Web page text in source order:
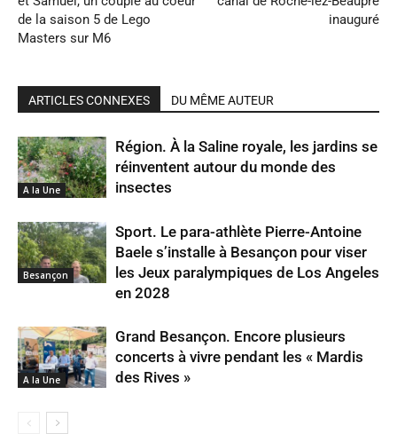
de la saison 5 de Lego
Masters sur M6
inauguré
ARTICLES CONNEXES DU MÊME AUTEUR
A la Une
Région. À la Saline royale, les jardins se
réinventent autour du monde des
insectes
Besançon
Sport. Le para-athlète Pierre-Antoine
Baele s’installe à Besançon pour viser
les Jeux paralympiques de Los Angeles
en 2028
A la Une
Grand Besançon. Encore plusieurs
concerts à vivre pendant les « Mardis
des Rives »